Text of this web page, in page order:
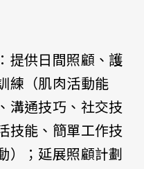
提供日間照顧、護
練（肌肉活動能
溝通技巧、社交技
技能、簡單工作技
）；延展照顧計劃